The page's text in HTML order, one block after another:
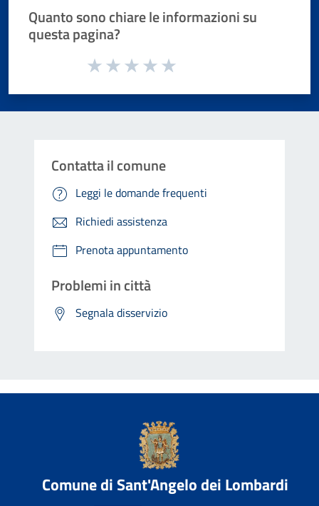
Quanto sono chiare le informazioni su
questa pagina?
Valuta da 1 a 5 stelle la pagina
Contatta il comune
Leggi le domande frequenti
Richiedi assistenza
Prenota appuntamento
Problemi in città
Segnala disservizio
Comune di Sant'Angelo dei Lombardi